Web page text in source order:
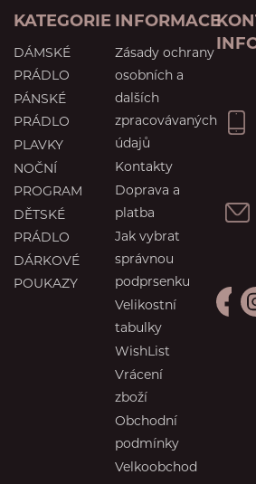
KATEGORIE
DÁMSKÉ
PRÁDLO
PÁNSKÉ
PRÁDLO
PLAVKY
NOČNÍ
PROGRAM
DĚTSKÉ
PRÁDLO
DÁRKOVÉ
POUKAZY
INFORMACE
Zásady ochrany
osobních a
dalších
zpracovávaných
údajů
Kontakty
Doprava a
platba
Jak vybrat
správnou
podprsenku
Velikostní
tabulky
WishList
Vrácení
zboží
Obchodní
podmínky
Velkoobchod